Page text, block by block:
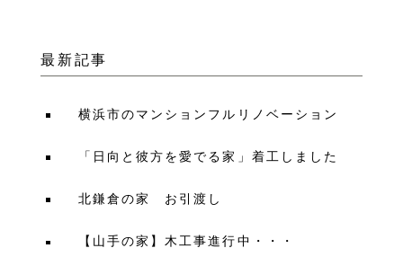
最新記事
横浜市のマンションフルリノベーション
「日向と彼方を愛でる家」着工しました
北鎌倉の家 お引渡し
【山手の家】木工事進行中・・・